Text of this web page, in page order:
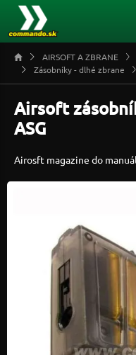
AIRSOFT A ZBRANE
Zásobníky - dlhé zbrane
Airsoft
ASG
Airosft magazine do